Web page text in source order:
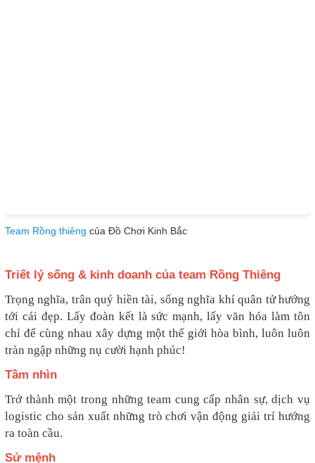
Team Rồng thiêng của Đồ Chơi Kinh Bắc
Triết lý sống & kinh doanh của team Rồng Thiêng
Trọng nghĩa, trân quý hiền tài, sống nghĩa khí quân tử hướng
tới cái đẹp. Lấy đoàn kết là sức mạnh, lấy văn hóa làm tôn
chỉ để cùng nhau xây dựng một thế giới hòa bình, luôn luôn
tràn ngập những nụ cười hạnh phúc!
Tầm nhìn
Trở thành một trong những team cung cấp nhân sự, dịch vụ
logistic cho sản xuất những trò chơi vận động giải trí hướng
ra toàn cầu.
Sứ mệnh